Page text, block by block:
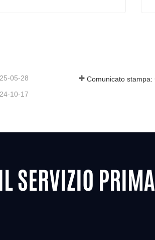
05-28
10-17
SERVIZIO PRIMA